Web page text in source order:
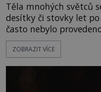
Těla mnohých světců
desítky či stovky let
často nebylo
pokusy o konzervaci.
považovány za důkaz
ZOBRAZIT VÍCE